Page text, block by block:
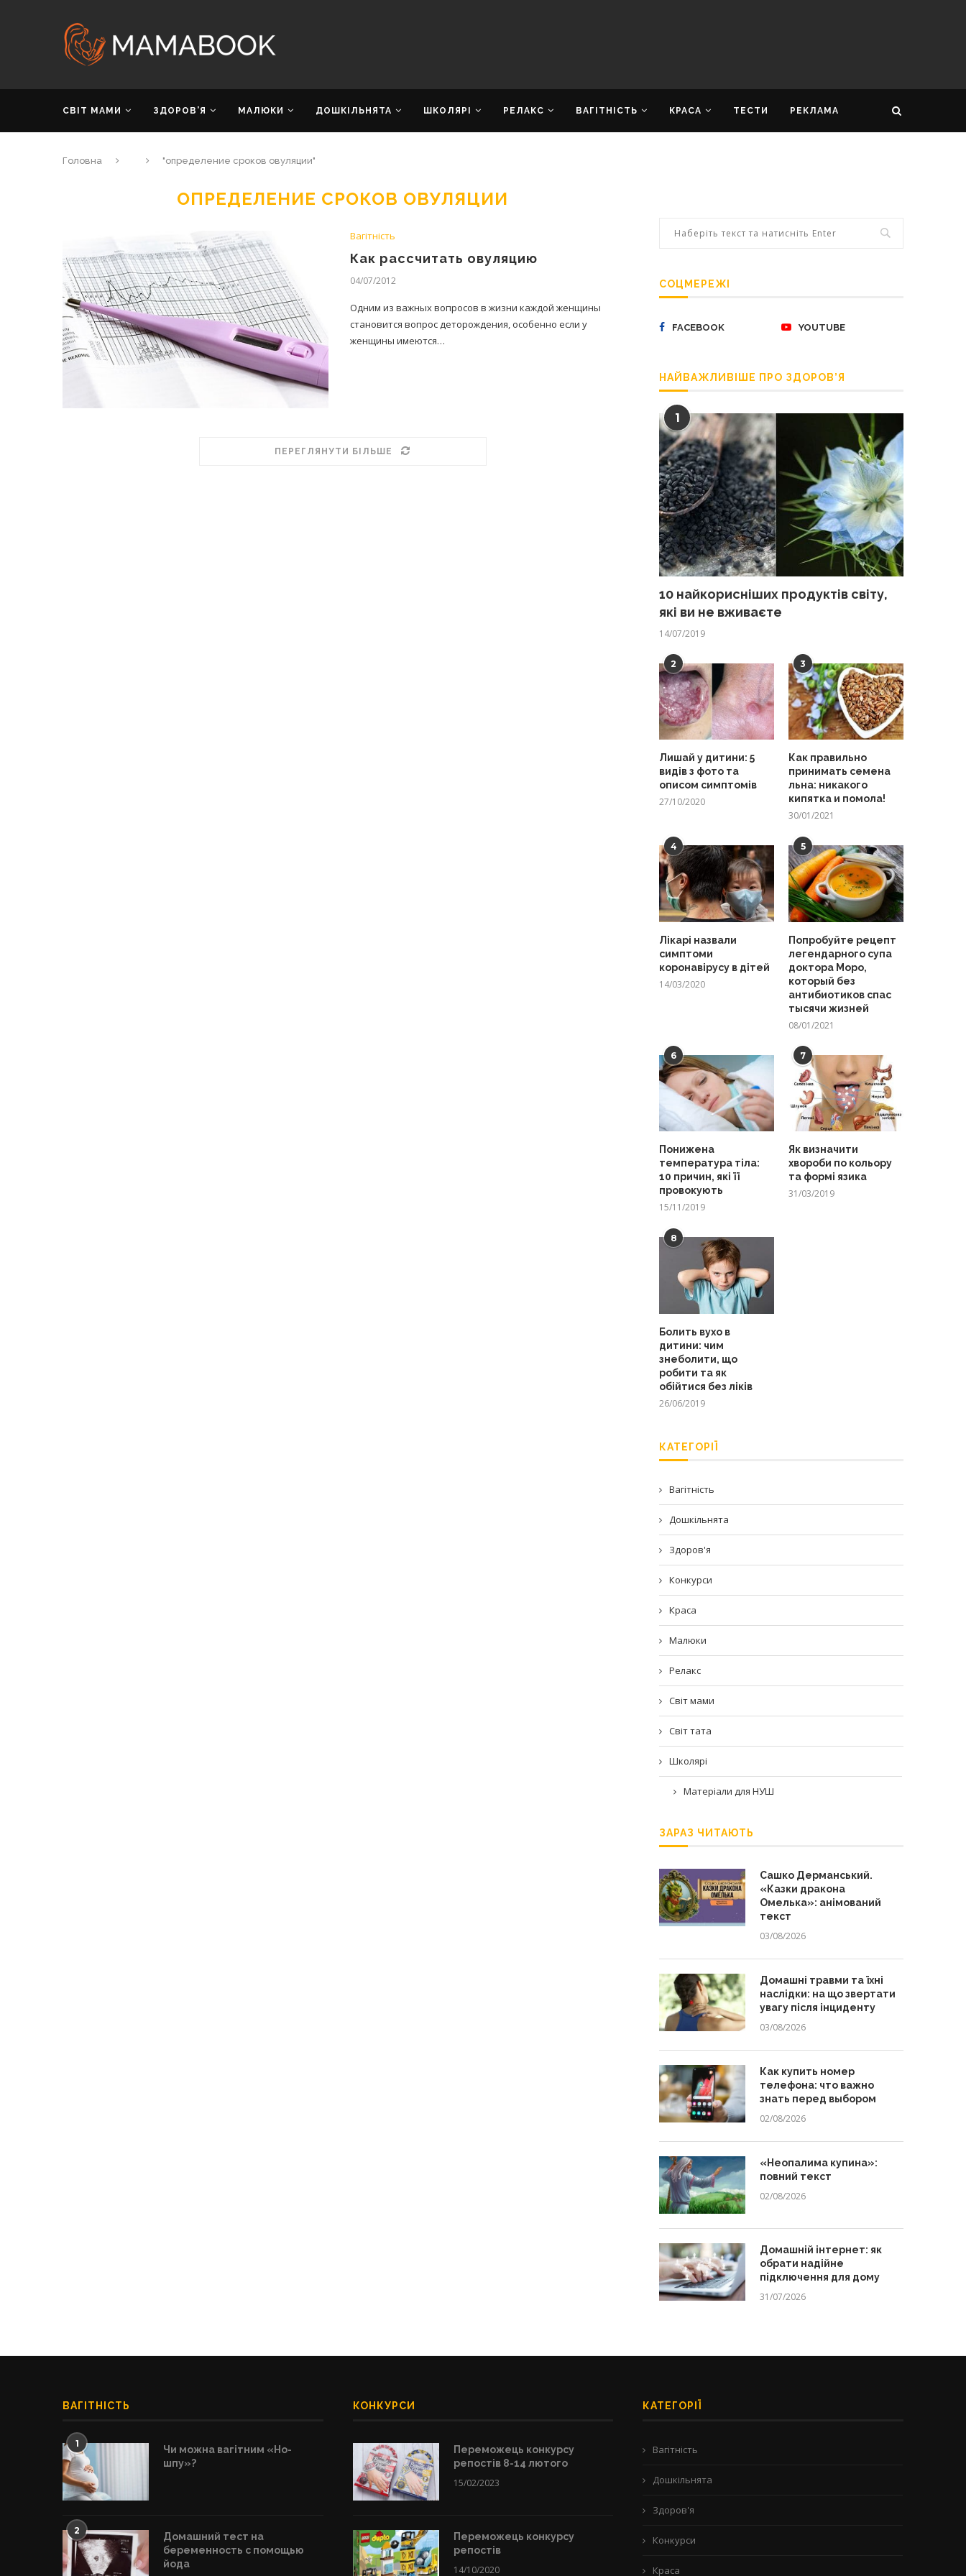
СВІТ МАМИ ЗДОРОВ’Я МАЛЮКИ ДОШКІЛЬНЯТА ШКОЛЯРІ РЕЛАКС ВАГІТНІСТЬ КРАСА ТЕСТИ РЕКЛАМА
Головна "определение сроков овуляции"
ОПРЕДЕЛЕНИЕ СРОКОВ ОВУЛЯЦИИ
Вагітність
Как рассчитать овуляцию
04/07/2012
Одним из важных вопросов в жизни каждой женщины
становится вопрос деторождения, особенно если у
женщины имеются…
ПЕРЕГЛЯНУТИ БІЛЬШЕ
СОЦМЕРЕЖІ
FACEBOOK YOUTUBE
НАЙВАЖЛИВІШЕ ПРО ЗДОРОВ’Я
1
10 найкорисніших продуктів світу,
які ви не вживаєте
14/07/2019
2
Лишай у дитини: 5
видів з фото та
описом симптомів
27/10/2020
3
Как правильно
принимать семена
льна: никакого
кипятка и помола!
30/01/2021
4
Лікарі назвали
симптоми
коронавірусу в дітей
14/03/2020
5
Попробуйте рецепт
легендарного супа
доктора Моро,
который без
антибиотиков спас
тысячи жизней
08/01/2021
6
Понижена
температура тіла:
10 причин, які її
провокують
15/11/2019
7
Як визначити
хвороби по кольору
та формі язика
31/03/2019
8
Болить вухо в
дитини: чим
знеболити, що
робити та як
обійтися без ліків
26/06/2019
КАТЕГОРІЇ
Вагітність
Дошкільнята
Здоров'я
Конкурси
Краса
Малюки
Релакс
Світ мами
Світ тата
Школярі
Матеріали для НУШ
ЗАРАЗ ЧИТАЮТЬ
Сашко Дерманський.
«Казки дракона
Омелька»: анімований
текст
03/08/2026
Домашні травми та їхні
наслідки: на що звертати
увагу після інциденту
03/08/2026
Как купить номер
телефона: что важно
знать перед выбором
02/08/2026
«Неопалима купина»:
повний текст
02/08/2026
Домашній інтернет: як
обрати надійне
підключення для дому
31/07/2026
ВАГІТНІСТЬ
1
Чи можна вагітним «Но-
шпу»?
2
Домашний тест на
беременность с помощью
йода
КОНКУРСИ
Переможець конкурсу
репостів 8-14 лютого
15/02/2023
Переможець конкурсу
репостів
14/10/2020
КАТЕГОРІЇ
Вагітність
Дошкільнята
Здоров'я
Конкурси
Краса